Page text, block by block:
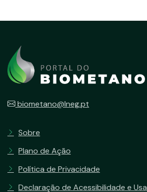
biometano@lneg.pt
Sobre
Plano de Ação
Política de Privacidade
Declaração de Acessibilidade e